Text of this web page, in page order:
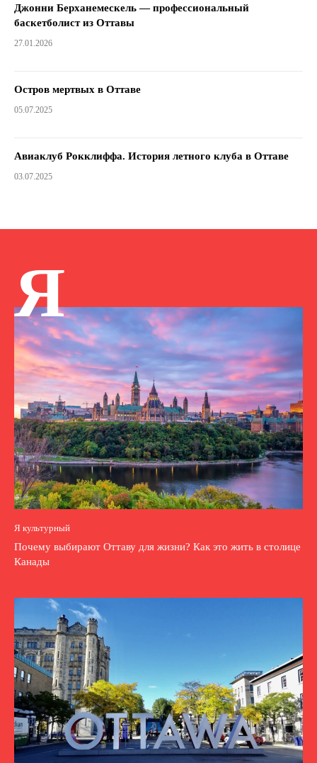
Джонни Берханемескель — профессиональный
баскетболист из Оттавы
27.01.2026
Остров мертвых в Оттаве
05.07.2025
Авиаклуб Рокклиффа. История летного клуба в Оттаве
03.07.2025
Я
Я культурный
Почему выбирают Оттаву для жизни? Как это жить в столице
Канады